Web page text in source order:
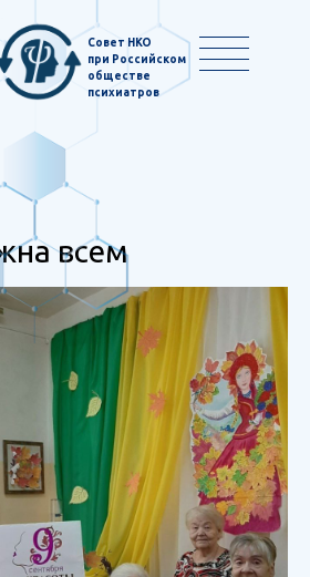
Совет НКО
при Российском
обществе
психиатров
всем